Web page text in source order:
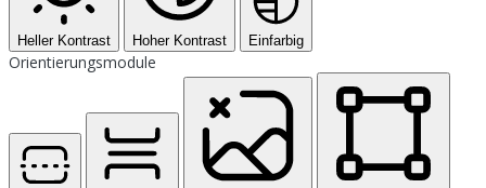
Heller Kontrast Hoher Kontrast Einfarbig
Orientierungsmodule